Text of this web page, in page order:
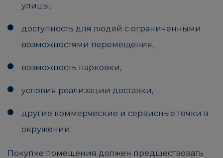
улицы,
доступность для людей с ограниченными
возможностями перемещения,
возможность парковки,
условия реализации доставки,
другие коммерческие и сервисные точки в
окружении.
Покупке помещения должен предшествовать